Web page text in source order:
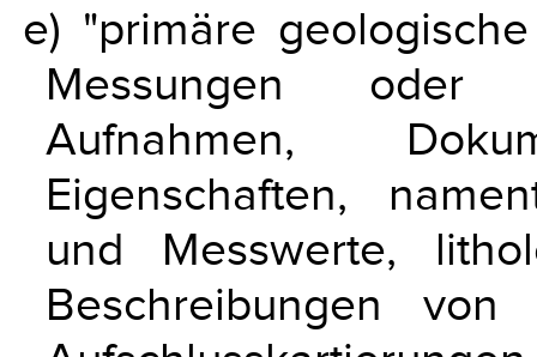
e) "primäre
Messungen oder
Aufnahmen,
Eigenschaften,
und Messwerte,
Beschreibungen